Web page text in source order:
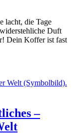
lacht, die Tage
Duft
Dein Koffer ist fast
–